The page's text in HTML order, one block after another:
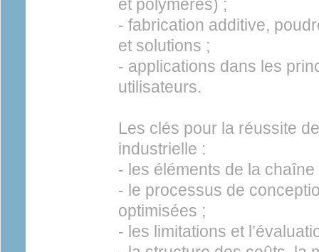
et polymères) ;
- fabrication additive,
et solutions ;
- applications dans les
utilisateurs.
Les clés pour la réussite
industrielle :
- les éléments de la
- le processus de
optimisées ;
- les limitations et